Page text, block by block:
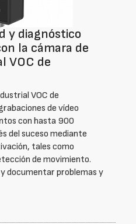
y diagnóstico
la cámara de
VOC de
VOC de
de vídeo
con hasta 900
del suceso mediante
tales como
de movimiento.
documentar problemas y